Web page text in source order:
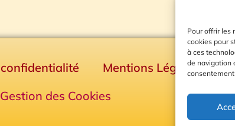
Pour offrir les
cookies pour
à ces
de navigation
Mentions Légales
Gestion des Cookies